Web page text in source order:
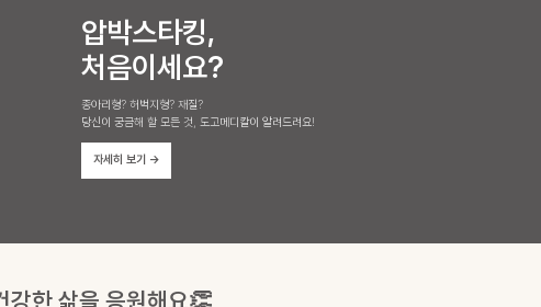
압박스타킹,
처음이세요?
종아리형? 허벅지형? 재질?
당신이 궁금해 할 모든 것, 도고메디칼이 알려드려요!
자세히 보기 →
강한 삶을 응원해요👏